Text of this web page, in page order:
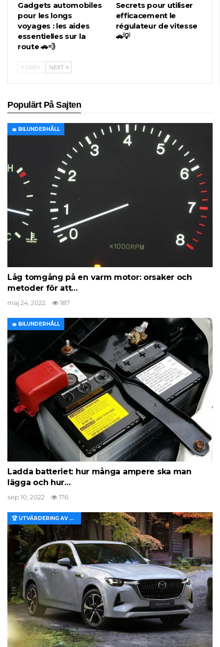
Gadgets automobiles
pour les longs
voyages : les aides
essentielles sur la
route 🚗💨
Secrets pour utiliser
efficacement le
régulateur de vitesse
🚗💡
PREV NEXT
Populärt På Sajten
🧽 BILUNDERHÅLL
Låg tomgång på en varm motor: orsaker och
metoder för att…
maj 24, 2022 187
🧽 BILUNDERHÅLL
Ladda batteriet: hur många ampere ska man
lägga och hur…
sep 10, 2022 176
🏆 UTVÄRDERING AV EGENSKAPER OCH VÄRDE